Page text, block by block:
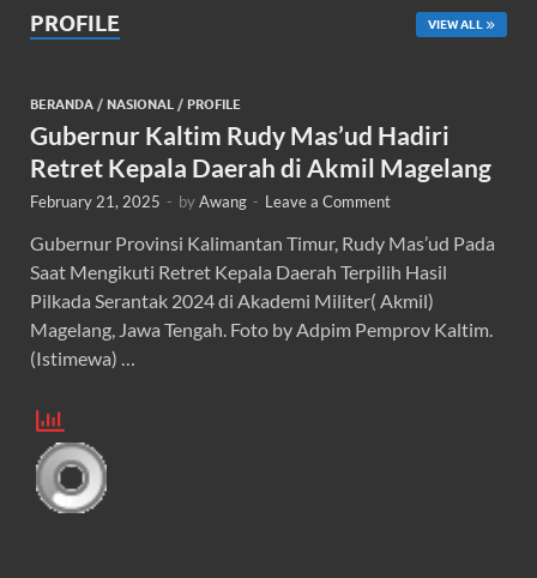
PROFILE VIEW ALL
BERANDA / NASIONAL / PROFILE
Gubernur Kaltim Rudy Mas’ud Hadiri
Retret Kepala Daerah di Akmil Magelang
February 21, 2025 - byAwang - Leave a Comment
Gubernur Provinsi Kalimantan Timur, Rudy Mas’ud Pada
Saat Mengikuti Retret Kepala Daerah Terpilih Hasil
Pilkada Serantak 2024 di Akademi Militer( Akmil)
Magelang, Jawa Tengah. Foto by Adpim Pemprov Kaltim.
(Istimewa) …